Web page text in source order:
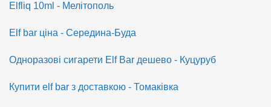
Elfliq 10ml - Мелітополь
Elf bar ціна - Середина-Буда
Одноразові сигарети Elf Bar дешево - Куцуруб
Купити elf bar з доставкою - Томаківка